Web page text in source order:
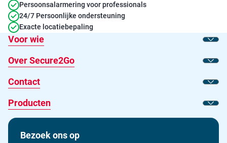
Persoonsalarmering voor professionals
24/7 Persoonlijke ondersteuning
Exacte locatiebepaling
Voor wie
Toon
Over Secure2Go
Toon
Contact
Toon
Producten
Toon
Bezoek ons op